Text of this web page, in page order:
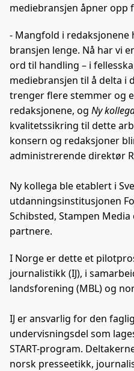
mediebransjen åpner opp
- Mangfold i
bransjen lenge. Nå har vi
ord til handling – i
mediebransjen til å delta i
trenger flere stemmer og
redaksjonene, og Ny
kvalitetssikring til dette
konsern og redaksjoner
administrerende direktør
Ny kollega ble etablert i
utdanningsinstitusjonen
Schibsted, Stampen Media
partnere.
I Norge er dette et
journalistikk (IJ), i
landsforening (MBL) og
IJ er ansvarlig for den
undervisningsdel som
START-program.
norsk presseetikk,